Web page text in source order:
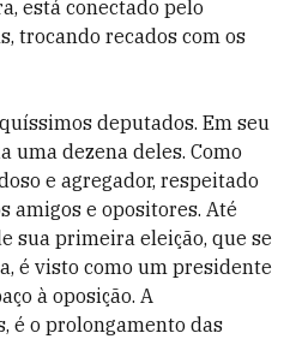
está conectado pelo
trocando recados com os
deputados. Em seu
uma dezena deles. Como
e agregador, respeitado
amigos e opositores. Até
sua primeira eleição, que se
é visto como um presidente
à oposição. A
é o prolongamento das